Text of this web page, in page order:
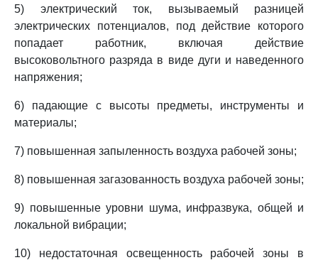
5) электрический ток, вызываемый разницей
электрических потенциалов, под действие которого
попадает работник, включая действие
высоковольтного разряда в виде дуги и наведенного
напряжения;
6) падающие с высоты предметы, инструменты и
материалы;
7) повышенная запыленность воздуха рабочей зоны;
8) повышенная загазованность воздуха рабочей зоны;
9) повышенные уровни шума, инфразвука, общей и
локальной вибрации;
10) недостаточная освещенность рабочей зоны в